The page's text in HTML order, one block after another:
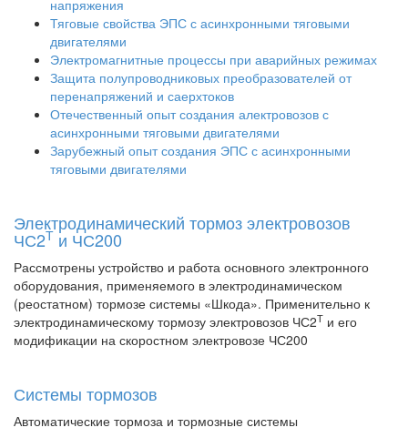
напряжения
Тяговые свойства ЭПС с асинхронными тяговыми
двигателями
Электромагнитные процессы при аварийных режимах
Защита полупроводниковых преобразователей от
перенапряжений и саерхтоков
Отечественный опыт создания алектровозов с
асинхронными тяговыми двигателями
Зарубежный опыт создания ЭПС с асинхронными
тяговыми двигателями
Электродинамический тормоз электровозов
ЧС2Т и ЧС200
Рассмотрены устройство и работа основного электронного
оборудования, применяемого в электродинамическом
(реостатном) тормозе системы «Шкода». Применительно к
электродинамическому тормозу электровозов ЧС2Т и его
модификации на скоростном электровозе ЧС200
Системы тормозов
Автоматические тормоза и тормозные системы